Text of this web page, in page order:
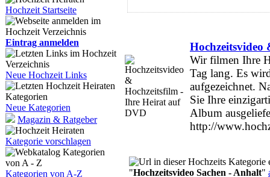
Hochzeit Startseite
Eintrag anmelden
Neue Hochzeit Links
Neue Kategorien
Magazin & Ratgeber
Kategorie vorschlagen
Kategorien von A-Z
Wir filmen Ihre
Tag lang. Es
aufgezeichnet.
Sie Ihre
Album
http://
"Hochzeitsvideo Sachen - Anhalt"